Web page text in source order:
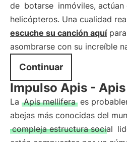
de botarse inmóviles,
helicópteros. Una cualidad
escuche su canción aquípara
asombrarse con su increíble
Continuar
Impulso Apis -
La Apis mellifera es
abejas más conocidas del
compleja estructura social